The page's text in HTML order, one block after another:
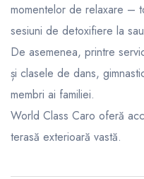
momentelor de relaxare –
sesiuni de detoxifiere la
De asemenea, printre
și clasele de dans,
membri ai familiei.
World Class Caro oferă
terasă exterioară vastă.